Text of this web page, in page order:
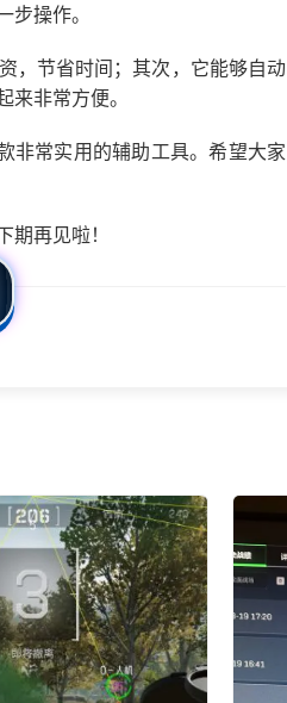
操作。
，节省时间；其次，它能够自动
非常方便。
常实用的辅助工具。希望大家
再见啦！